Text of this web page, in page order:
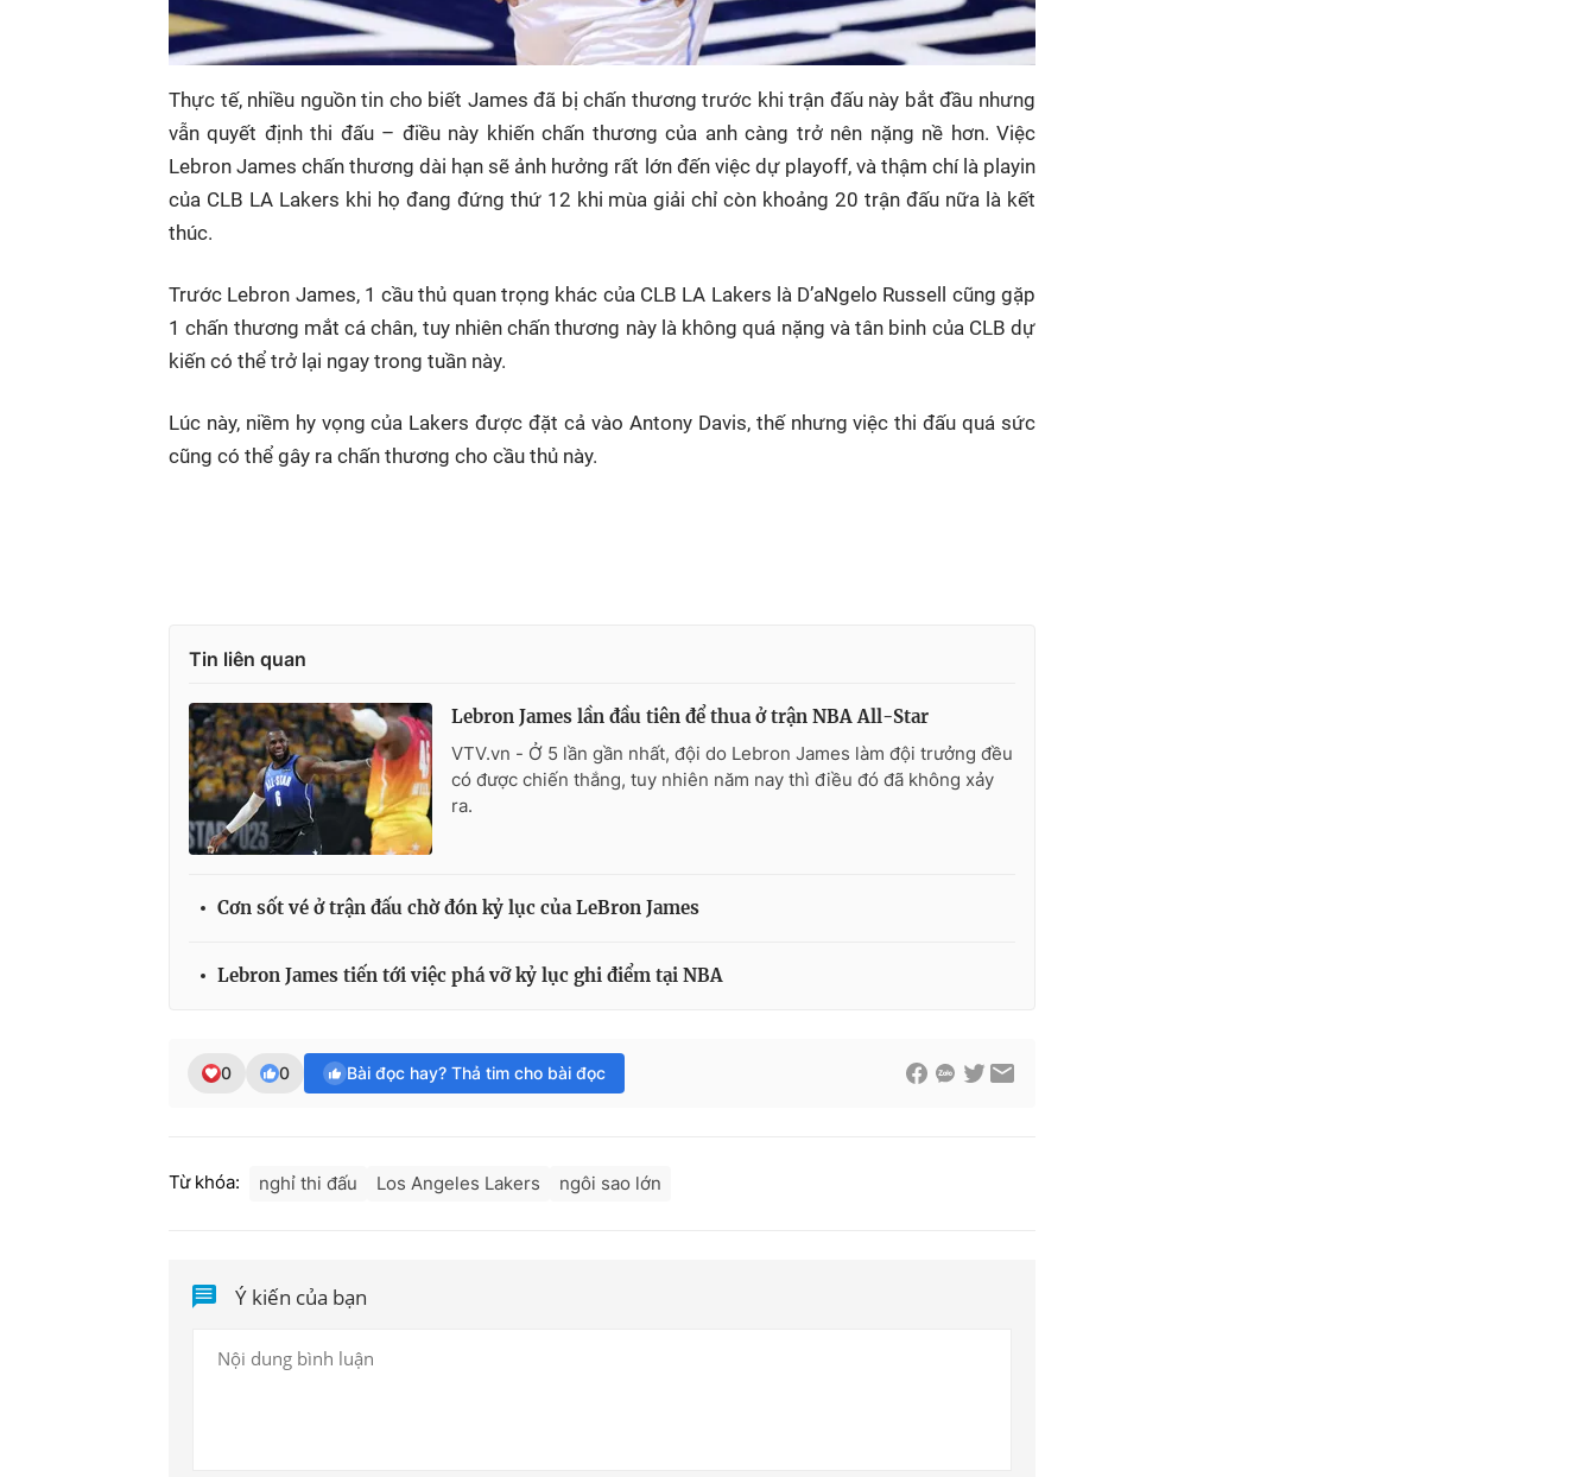
Thực tế, nhiều nguồn tin cho biết James đã bị chấn thương trước khi trận đấu này bắt đầu nhưng
vẫn quyết định thi đấu – điều này khiến chấn thương của anh càng trở nên nặng nề hơn. Việc
Lebron James chấn thương dài hạn sẽ ảnh hưởng rất lớn đến việc dự playoff, và thậm chí là playin
của CLB LA Lakers khi họ đang đứng thứ 12 khi mùa giải chỉ còn khoảng 20 trận đấu nữa là kết
thúc.
Trước Lebron James, 1 cầu thủ quan trọng khác của CLB LA Lakers là D’aNgelo Russell cũng gặp
1 chấn thương mắt cá chân, tuy nhiên chấn thương này là không quá nặng và tân binh của CLB dự
kiến có thể trở lại ngay trong tuần này.
Lúc này, niềm hy vọng của Lakers được đặt cả vào Antony Davis, thế nhưng việc thi đấu quá sức
cũng có thể gây ra chấn thương cho cầu thủ này.
Tin liên quan
Lebron James lần đầu tiên để thua ở trận NBA All-Star
VTV.vn - Ở 5 lần gần nhất, đội do Lebron James làm đội trưởng đều
có được chiến thắng, tuy nhiên năm nay thì điều đó đã không xảy
ra.
Cơn sốt vé ở trận đấu chờ đón kỷ lục của LeBron James
Lebron James tiến tới việc phá vỡ kỷ lục ghi điểm tại NBA
0 0 Bài đọc hay? Thả tim cho bài đọc
Từ khóa: nghỉ thi đấu Los Angeles Lakers ngôi sao lớn
Ý kiến của bạn